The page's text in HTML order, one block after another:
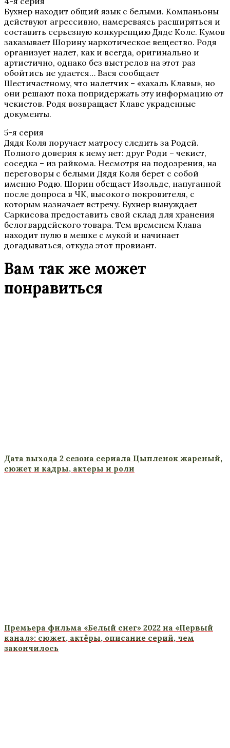
Бухнер находит общий язык с белыми. Компаньоны
действуют агрессивно, намереваясь расширяться и
составить серьезную конкуренцию Дяде Коле. Кумов
заказывает Шорину наркотическое вещество. Родя
организует налет, как и всегда, оригинально и
артистично, однако без выстрелов на этот раз
обойтись не удается… Вася сообщает
Шестичастному, что налетчик – «хахаль Клавы», но
они решают пока попридержать эту информацию от
чекистов. Родя возвращает Клаве украденные
документы.
5-я серия
Дядя Коля поручает матросу следить за Родей.
Полного доверия к нему нет: друг Роди – чекист,
соседка – из райкома. Несмотря на подозрения, на
переговоры с белыми Дядя Коля берет с собой
именно Родю. Шорин обещает Изольде, напуганной
после допроса в ЧК, высокого покровителя, с
которым назначает встречу. Бухнер вынуждает
Саркисова предоставить свой склад для хранения
белогвардейского товара. Тем временем Клава
находит пулю в мешке с мукой и начинает
догадываться, откуда этот провиант.
Вам так же может
понравиться
Дата выхода 2 сезона сериала Цыпленок жареный,
сюжет и кадры, актеры и роли
Премьера фильма «Белый снег» 2022 на «Первый
канал»: сюжет, актёры, описание серий, чем
закончилось